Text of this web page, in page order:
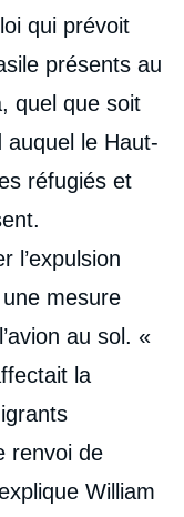
qui prévoit
présents au
quel que soit
auquel le Haut-
réfugiés et
l’expulsion
mesure
au sol. «
la
renvoi de
William